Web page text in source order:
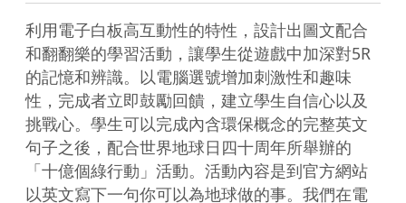
利用電子白板高互動性的特性，設計出圖文配合
和翻翻樂的學習活動，讓學生從遊戲中加深對5R
的記憶和辨識。以電腦選號增加刺激性和趣味
性，完成者立即鼓勵回饋，建立學生自信心以及
挑戰心。學生可以完成內含環保概念的完整英文
句子之後，配合世界地球日四十周年所舉辦的
「十億個綠行動」活動。活動內容是到官方網站
以英文寫下一句你可以為地球做的事。我們在電